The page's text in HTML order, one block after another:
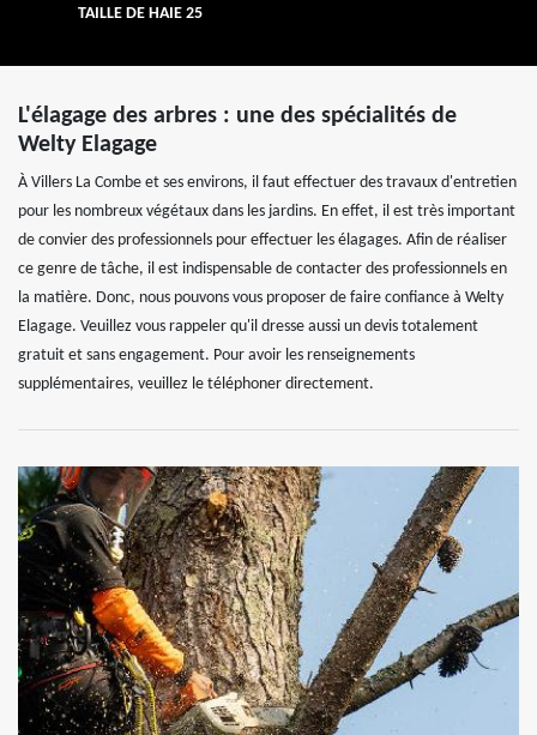
TAILLE DE HAIE 25
L'élagage des arbres : une des spécialités de
Welty Elagage
À Villers La Combe et ses environs, il faut effectuer des travaux d'entretien
pour les nombreux végétaux dans les jardins. En effet, il est très important
de convier des professionnels pour effectuer les élagages. Afin de réaliser
ce genre de tâche, il est indispensable de contacter des professionnels en
la matière. Donc, nous pouvons vous proposer de faire confiance à Welty
Elagage. Veuillez vous rappeler qu'il dresse aussi un devis totalement
gratuit et sans engagement. Pour avoir les renseignements
supplémentaires, veuillez le téléphoner directement.